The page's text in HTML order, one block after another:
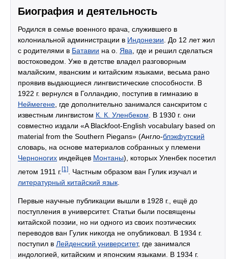
Биография и деятельность
Родился в семье военного врача, служившего в
колониальной администрации в Индонезии . До 12 лет жил
с родителями в Батавии на о. Ява , где и решил сделаться
востоковедом. Уже в детстве владел разговорным
малайским, яванским и китайским языками, весьма рано
проявив выдающиеся лингвистические способности. В
1922 г. вернулся в Голландию, поступив в гимназию в
Неймегене , где дополнительно занимался санскритом с
известным лингвистом К. К. Уленбеком . В 1930 г. они
совместно издали «A Blackfoot-English vocabulary based on
material from the Southern Piegans» (Англо-блэкфутский
словарь, на основе материалов собранных у племени
Черноногих индейцев Монтаны), которых Уленбек посетил
летом 1911 г.[1]
. Частным образом ван Гулик изучал и
литературный китайский язык
Первые научные публикации вышли в 1928 г., ещё до
поступления в университет. Статьи были посвящены
китайской поэзии, но ни одного из своих поэтических
переводов ван Гулик никогда не опубликовал. В 1934 г.
поступил в Лейденский университет, где занимался
индологией, китайским и японским языками. В 1934 г.